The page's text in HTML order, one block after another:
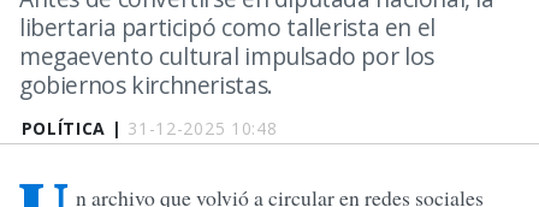
POLÍTICA | 31-12-2025 10:48
libertaria participó como tallerista en el
megaevento cultural impulsado por los
gobiernos kirchneristas.
n archivo que volvió a circular en redes sociales